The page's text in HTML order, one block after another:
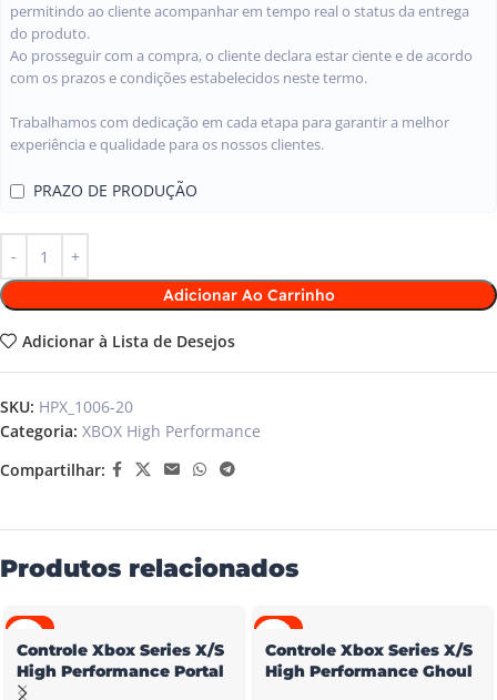
permitindo ao cliente acompanhar em tempo real o status da entrega
do produto.
Ao prosseguir com a compra, o cliente declara estar ciente e de acordo
com os prazos e condições estabelecidos neste termo.
Trabalhamos com dedicação em cada etapa para garantir a melhor
experiência e qualidade para os nossos clientes.
PRAZO DE PRODUÇÃO
Adicionar Ao Carrinho
Adicionar à Lista de Desejos
SKU: HPX_1006-20
Categoria: XBOX High Performance
Compartilhar:
Produtos relacionados
-10%
Controle Xbox Series X/S
High Performance Portal
-10%
Controle Xbox Series X/S
High Performance Ghoul